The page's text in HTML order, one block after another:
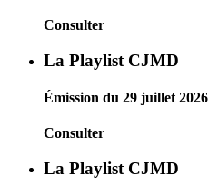
Consulter
La Playlist CJMD
Émission du 29 juillet 2026
Consulter
La Playlist CJMD